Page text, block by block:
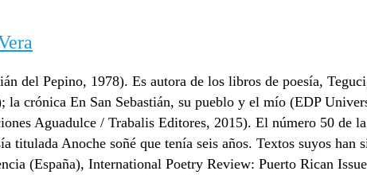
del Pepino, 1978). Es autora de los libros de poesía,
crónica En San Sebastián, su pueblo y el mío (EDP
Aguadulce / Trabalis Editores, 2015). El número 50
titulada Anoche soñé que tenía seis años. Textos suyos
(España), International Poetry Review: Puerto Rican